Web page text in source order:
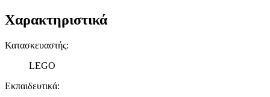
Χαρακτηριστικά
Κατασκευαστής:
LEGO
Εκπαιδευτικά: